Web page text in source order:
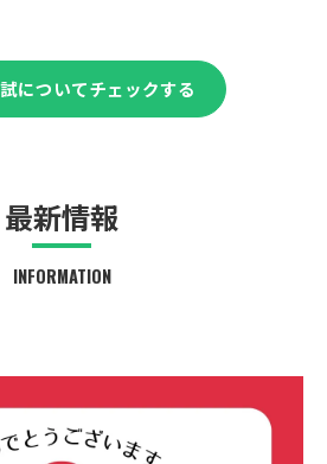
についてチェックする
最新情報
INFORMATION